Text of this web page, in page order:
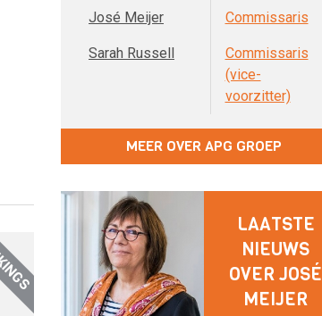
José Meijer Commissaris
Sarah Russell
Commissaris
(vice-
voorzitter)
MEER OVER APG GROEP
LAATSTE
NIEUWS
OVER JOSÉ
MEIJER